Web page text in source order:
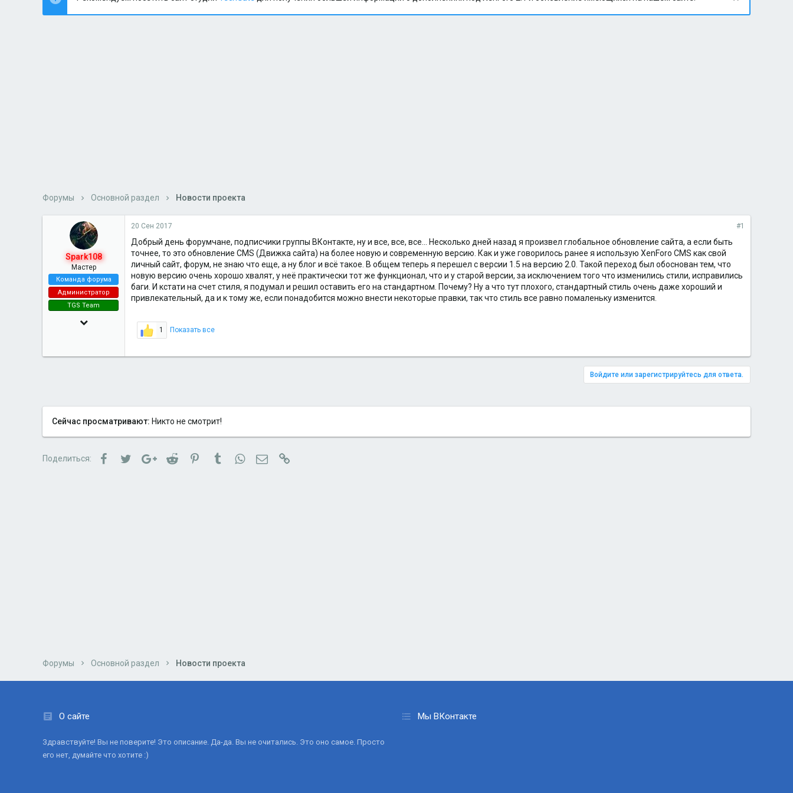
Форумы Основной раздел Новости проекта
Spark108
Мастер
Команда форума
Администратор
TGS Team
12 Окт 2017
67
20 Сен 2017 #1
Добрый день форумчане, подписчики группы ВКонтакте, ну и все, все, все... Несколько дней назад я произвел глобальное обновление сайта, а если быть
точнее, то это обновление CMS (Движка сайта) на более новую и современную версию. Как и уже говорилось ранее я использую XenForo CMS как свой
личный сайт, форум, не знаю что еще, а ну блог и всё такое. В общем теперь я перешел с версии 1.5 на версию 2.0. Такой переход был обоснован тем, что
новую версию очень хорошо хвалят, у неё практически тот же функционал, что и у старой версии, за исключением того что изменились стили, исправились
баги. И кстати на счет стиля, я подумал и решил оставить его на стандартном. Почему? Ну а что тут плохого, стандартный стиль очень даже хороший и
привлекательный, да и к тому же, если понадобится можно внести некоторые правки, так что стиль все равно помаленьку изменится.
1 Показать все
Войдите или зарегистрируйтесь для ответа.
Сейчас просматривают: Никто не смотрит!
Поделиться: FacebookTwitterGoogle+Reddit PinterestTumblrWhatsAppЭлектронная почта
Форумы Основной раздел Новости проекта
О сайте
Здравствуйте! Вы не поверите! Это описание. Да-да. Вы не очитались. Это оно самое. Просто
его нет, думайте что хотите :)
Мы ВКонтакте